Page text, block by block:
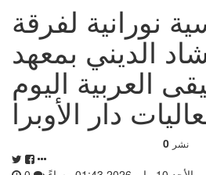
نورانية لفرقة
الديني بمعهد
العربية اليوم
دار الأوبرا
0 نشر